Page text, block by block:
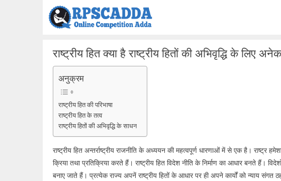
राष्ट्रीय हित क्या है राष्ट्रीय हितों की अभिवृद्धि के लिए
अनुक्रम
राष्ट्रीय हित की परिभाषा
राष्ट्रीय हित के तत्व
राष्ट्रीय हितों की अभिवृद्धि के साधन
राष्ट्रीय हित अन्तर्राष्ट्रीय राजनीति के अध्ययन की महत्वपूर्ण धारणाओं में से एक है। राष्ट्र
क्रिया तथा प्रतिक्रिया करते हैं। राष्ट्रीय हित विदेश नीति के निर्माण का आधार बनते हैं।
बनाए जाते हैं। प्रत्येक राज्य अपनें राष्ट्रीय हितों के आधार पर ही अपने कार्यों को न्याय संगत